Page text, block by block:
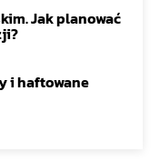
Jak planować
i haftowane